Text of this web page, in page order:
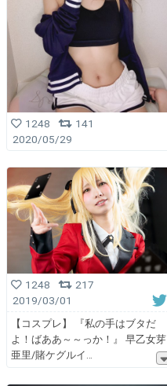
1248
141
2020/05/29
1248
217
2019/03/01
【コスプレ】 『私の手はブタだ
よ！ばああ～～っか！』 早乙女芽
亜里/賭ケグルイ